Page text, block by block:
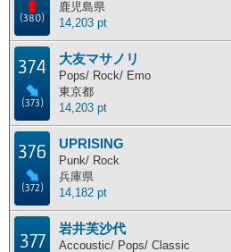
(380)
鹿児島県
14,203 pt
374
(373)
大友マサノリ
Pops/ Rock/ Emo
東京都
14,203 pt
376
(372)
UPRISING
Punk/ Rock
兵庫県
14,182 pt
377
岩井芙沙代
Accoustic/ Pops/ Classic